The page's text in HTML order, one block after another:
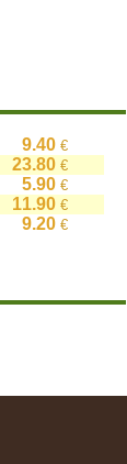
9.40€
23.80€
5.90€
11.90€
9.20€